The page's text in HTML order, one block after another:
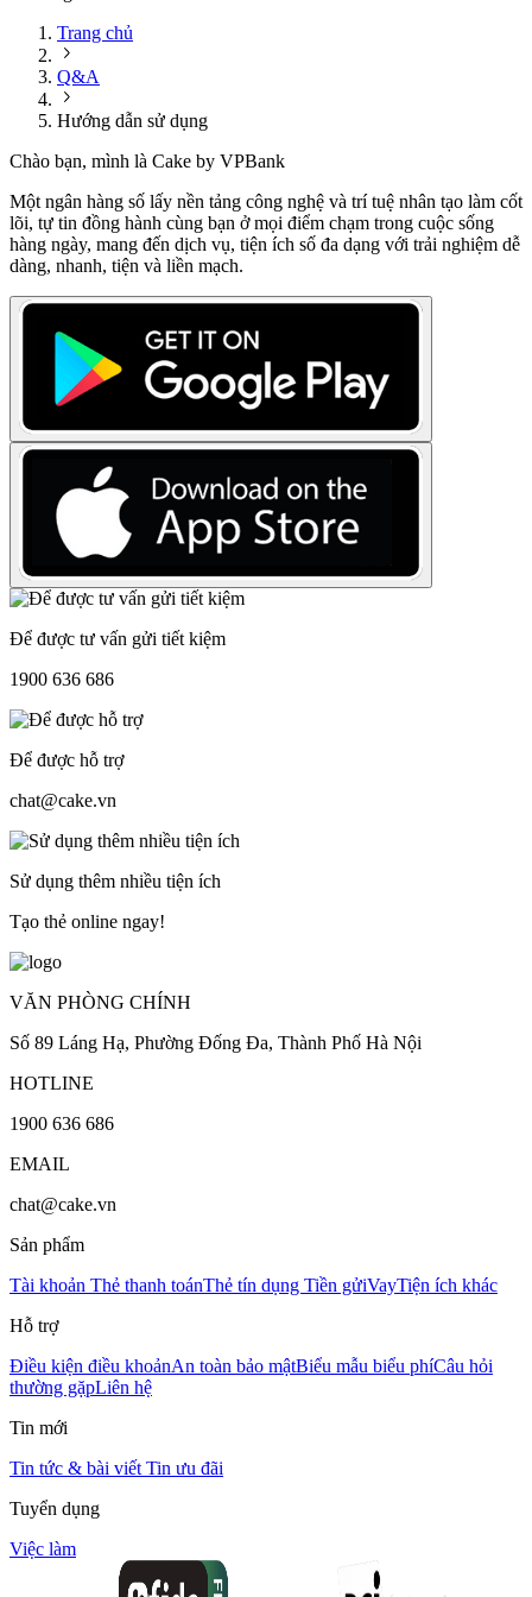
Trang chủ
Q&A
Hướng dẫn sử dụng
Chào bạn, mình là Cake by VPBank
Một ngân hàng số lấy nền tảng công nghệ và trí tuệ nhân tạo làm cốt
lõi, tự tin đồng hành cùng bạn ở mọi điểm chạm trong cuộc sống
hàng ngày, mang đến dịch vụ, tiện ích số đa dạng với trải nghiệm dễ
dàng, nhanh, tiện và liền mạch.
Để được tư vấn gửi tiết kiệm
1900 636 686
Để được hỗ trợ
chat@cake.vn
Sử dụng thêm nhiều tiện ích
Tạo thẻ online ngay!
VĂN PHÒNG CHÍNH
Số 89 Láng Hạ, Phường Đống Đa, Thành Phố Hà Nội
HOTLINE
1900 636 686
EMAIL
chat@cake.vn
Sản phẩm
Tài khoản Thẻ thanh toánThẻ tín dụng Tiền gửiVayTiện ích khác
Hỗ trợ
Điều kiện điều khoảnAn toàn bảo mậtBiểu mẫu biểu phíCâu hỏi
thường gặpLiên hệ
Tin mới
Tin tức & bài viết Tin ưu đãi
Tuyển dụng
Việc làm